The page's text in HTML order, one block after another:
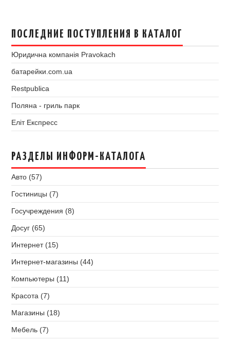
ПОСЛЕДНИЕ ПОСТУПЛЕНИЯ В КАТАЛОГ
Юридична компанія Pravokach
батарейки.com.ua
Restpublica
Поляна - гриль парк
Еліт Експресс
РАЗДЕЛЫ ИНФОРМ-КАТАЛОГА
Авто (57)
Гостиницы (7)
Госучреждения (8)
Досуг (65)
Интернет (15)
Интернет-магазины (44)
Компьютеры (11)
Красота (7)
Магазины (18)
Мебель (7)